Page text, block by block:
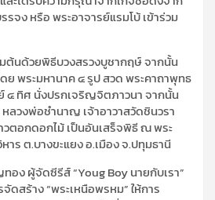
จง หรือ พระอาจารย์แรมโบ้ เข้าร่วม
ต้นด้วยพิธีบวงสรวงบูชากฤษ์ จากนั้น
ย พระมหานาค ๔ รูป สวด พระคาถาพุทธ
๔ ทิศ นั่งปรกเจริญจิตภาวนา จากนั้น
ลวงพ่อชำนาญ เจ้าอาวาสวัดชินวรา
ตอกดอกไม้ เป็นอันเสร็จพิธี ณ พระ
าร ต.บางขะแยง อ.เมือง จ.ปทุมธานี
ง ผู้จัดซีรีส์ “Youg Boy นายกับเรา”
ดสร้าง “พระเหนือพรหม” ให้การ